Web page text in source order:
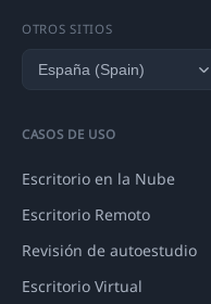
OTROS SITIOS
CASOS DE USO
Escritorio en la Nube
Escritorio Remoto
Revisión de autoestudio
Escritorio Virtual